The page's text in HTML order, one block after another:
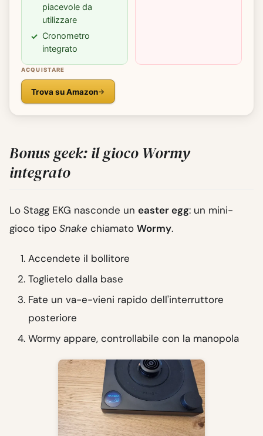
piacevole da
utilizzare
Cronometro
integrato
ACQUISTARE
Trova su Amazon
Bonus geek: il gioco Wormy
integrato
Lo Stagg EKG nasconde un easter egg: un mini-
gioco tipo Snake chiamato Wormy.
Accendete il bollitore
Toglietelo dalla base
Fate un va-e-vieni rapido dell'interruttore
posteriore
Wormy appare, controllabile con la manopola